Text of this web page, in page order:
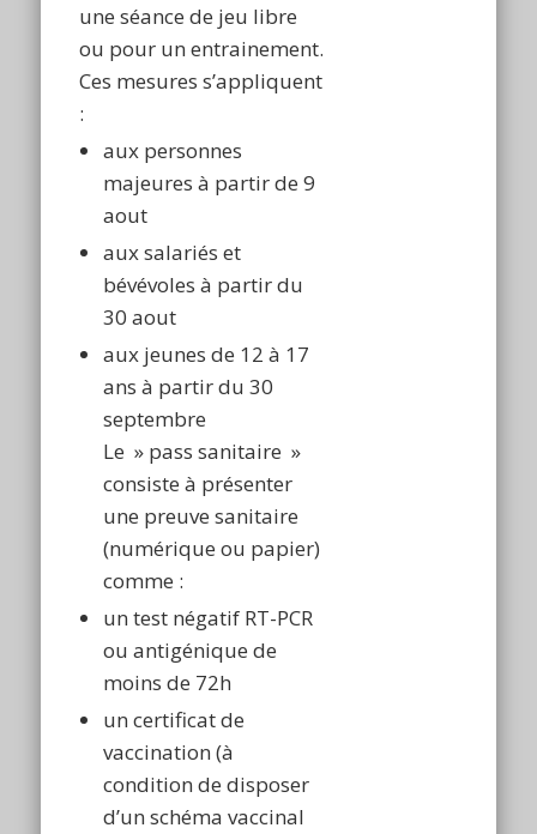
une séance de jeu libre
ou pour un entrainement.
Ces mesures s’appliquent
:
aux personnes
majeures à partir de 9
aout
aux salariés et
bévévoles à partir du
30 aout
aux jeunes de 12 à 17
ans à partir du 30
septembre
Le » pass sanitaire »
consiste à présenter
une preuve sanitaire
(numérique ou papier)
comme :
un test négatif RT-PCR
ou antigénique de
moins de 72h
un certificat de
vaccination (à
condition de disposer
d’un schéma vaccinal